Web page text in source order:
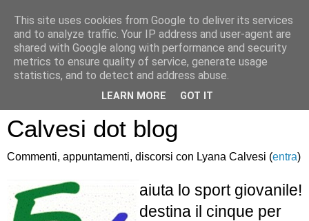
Atletica Sandro
Calvesi dot blog
Commenti, appuntamenti, discorsi con Lyana Calvesi (entra)
aiuta lo sport giovanile!
destina il cinque per
This site uses cookies from Google to deliver its services
and to analyze traffic. Your IP address and user-agent are
shared with Google along with performance and security
metrics to ensure quality of service, generate usage
statistics, and to detect and address abuse.
LEARN MORE GOT IT